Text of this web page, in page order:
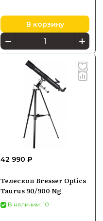
В корзину
42 990 ₽
Телескоп Bresser Optics
Taurus 90/900 Ng
В наличии: 10